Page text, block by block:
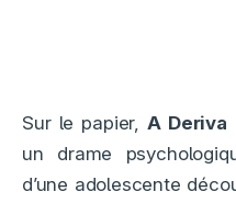
Sur le papier,A Deriva
un drame
d’une adolescente